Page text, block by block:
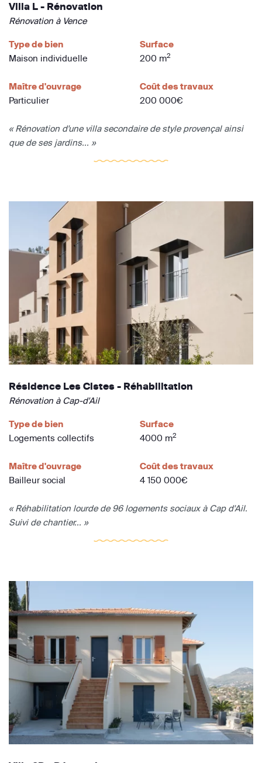
Villa L - Rénovation
Rénovation à Vence
Type de bien
Maison individuelle
Surface
200 m2
Maître d'ouvrage
Particulier
Coût des travaux
200 000€
« Rénovation d'une villa secondaire de style provençal ainsi
que de ses jardins... »
Résidence Les Cistes - Réhabilitation
Rénovation à Cap-d'Ail
Type de bien
Logements collectifs
Surface
4000 m2
Maître d'ouvrage
Bailleur social
Coût des travaux
4 150 000€
« Réhabilitation lourde de 96 logements sociaux à Cap d'Ail.
Suivi de chantier... »